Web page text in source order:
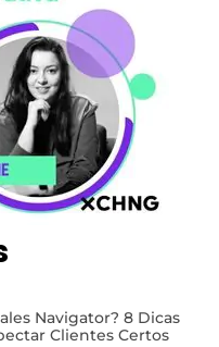
Navigator? 8 Dicas
Clientes Certos